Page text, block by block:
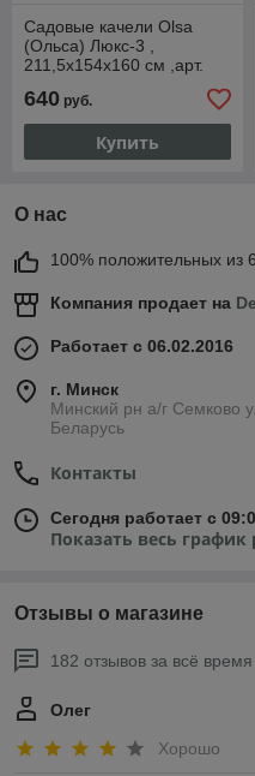
Садовые качели Olsa
(Ольса) Люкс-3 ,
211,5х154х160 см ,арт.
640 руб.
Купить
О нас
100% положительных из
Компания продает на
Работает с 06.02.2016
г. Минск
Минский рн а/г Семково
Беларусь
Контакты
Сегодня работает с
Показать весь график
Отзывы о магазине
182 отзывов за всё время
Олег
Хорошо